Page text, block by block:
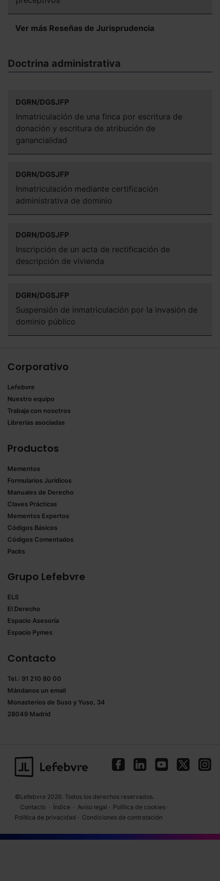
Ver más Reseñas de Jurisprudencia
Doctrina administrativa
DGRN/DGSJFP
Inmatriculación de una finca por escritura de
donación y escritura de atribución de
ganancialidad
DGRN/DGSJFP
Inmatriculación mediante certificación
administrativa de dominio
DGRN/DGSJFP
Inscripción de un acta de rectificación de
descripción de vivienda
DGRN/DGSJFP
Suspensión de inmatriculación por la invasión de
dominio público
Corporativo
Lefebvre
Nuestro equipo
Trabaja con nosotros
Librerías asociadas
Productos
Mementos
Formularios Jurídicos
Manuales de Derecho
Claves Prácticas
Mementos Expertos
Códigos Básicos
Códigos Comentados
Packs
Grupo Lefebvre
ELS
El Derecho
Espacio Asesoría
Espacio Pymes
Contacto
Tel.: 91 210 80 00
Mándanos un email
Monasterios de Suso y Yuso, 34
28049 Madrid
©Lefebvre 2026. Todos los derechos reservados.
Contacto · Índice · Aviso legal · Política de cookies ·
Política de privacidad · Condiciones de contratación